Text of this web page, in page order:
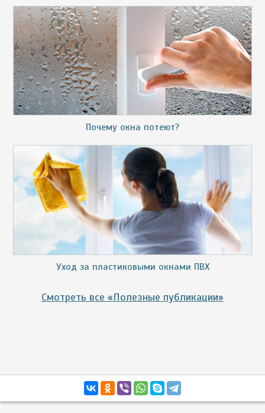
Почему окна потеют?
Уход за пластиковыми окнами ПВХ
Смотреть все «Полезные публикации»